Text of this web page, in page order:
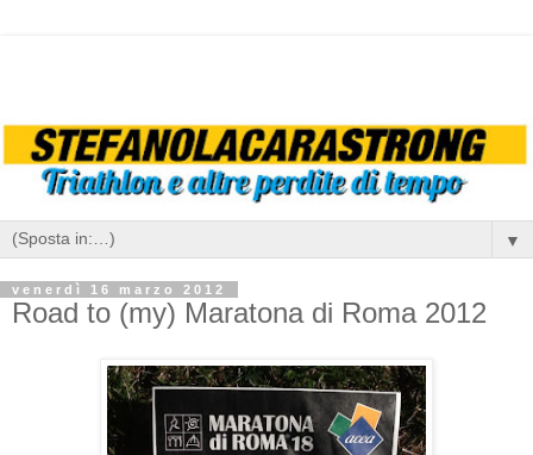
▼
venerdì 16 marzo 2012
Road to (my) Maratona di Roma 2012